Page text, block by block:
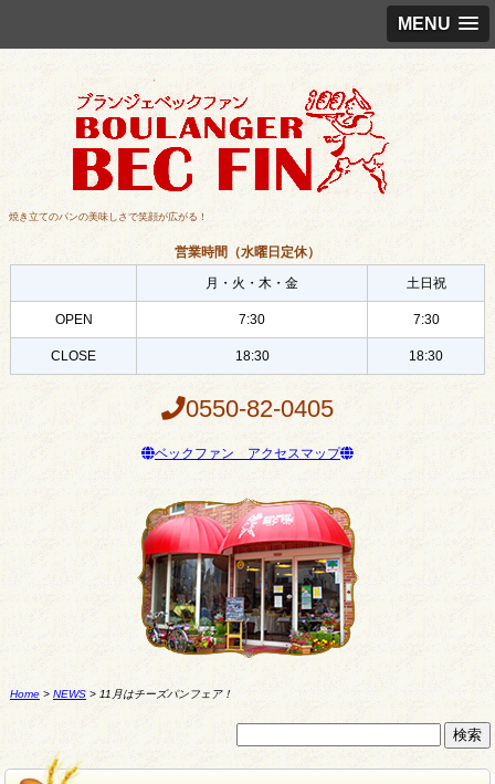
MENU
焼き立てのパンの美味しさで笑顔が広がる！
営業時間（水曜日定休）
月・火・木・金
土日祝
OPEN 7:30 7:30
CLOSE 18:30 18:30
0550-82-0405
ベックファン アクセスマップ
Home> NEWS> 11月はチーズパンフェア！